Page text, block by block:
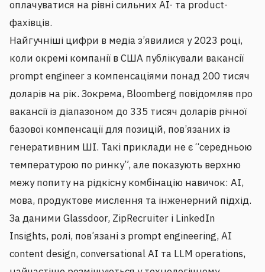
оплачуватися на рівні сильних AI- та product-
фахівців.
Найгучніші цифри в медіа з’явилися у 2023 році,
коли окремі компанії в США публікували вакансії
prompt engineer з компенсаціями понад 200 тисяч
доларів на рік. Зокрема, Bloomberg повідомляв про
вакансії із діапазоном до 335 тисяч доларів річної
базової компенсації для позицій, пов’язаних із
генеративним ШІ. Такі приклади не є “середньою
температурою по ринку”, але показують верхню
межу попиту на рідкісну комбінацію навичок: AI,
мова, продуктове мислення та інженерний підхід.
За даними Glassdoor, ZipRecruiter і LinkedIn
Insights, ролі, пов’язані з prompt engineering, AI
content design, conversational AI та LLM operations,